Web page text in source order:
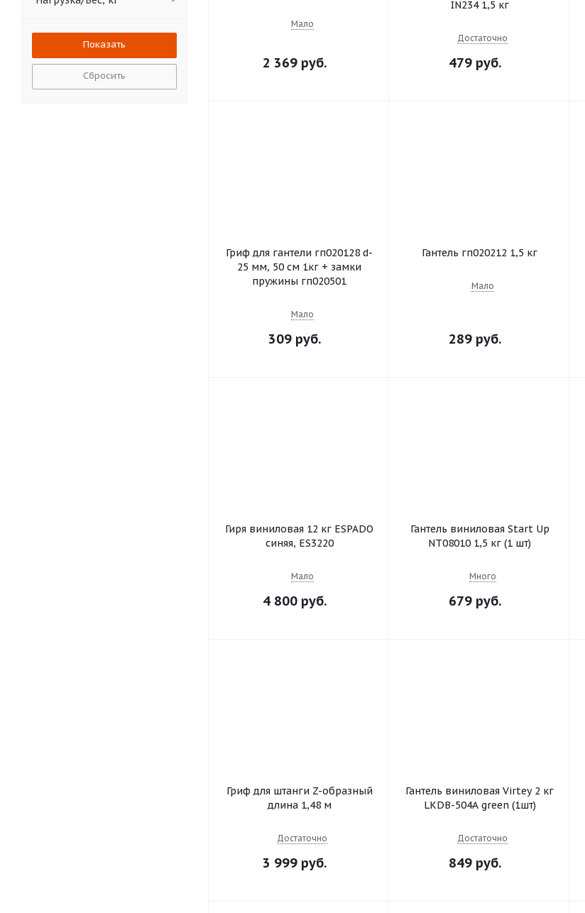
Мало
2 369 руб.
IN234 1,5 кг
Достаточно
479 руб.
Гриф для гантели гп020128 d-
25 мм, 50 см 1кг + замки
пружины гп020501
Мало
309 руб.
Гантель гп020212 1,5 кг
Мало
289 руб.
Гиря виниловая 12 кг ESPADO
синяя, ES3220
Мало
4 800 руб.
Гантель виниловая Start Up
NT08010 1,5 кг (1 шт)
Много
679 руб.
Гриф для штанги Z-образный
длина 1,48 м
Достаточно
3 999 руб.
Гантель виниловая Virtey 2 кг
LKDB-504A green (1шт)
Достаточно
849 руб.
Сбросить